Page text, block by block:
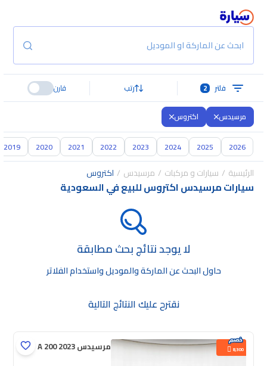
ابحث عن الماركة او الموديل
فلتر 2 رتب قارن
مرسيدس اكتروس
2026
2025
2024
2023
2022
2021
2020
2019
الرئيسية سيارات و مركبات مرسيدس اكتروس
سيارات مرسيدس اكتروس للبيع في السعودية
لا يوجد نتائج بحث مطابقة
حاول البحث عن الماركة والموديل واستخدام الفلاتر
نقترح عليك النتائج التالية
8,300 مرسيدس A 200 2023